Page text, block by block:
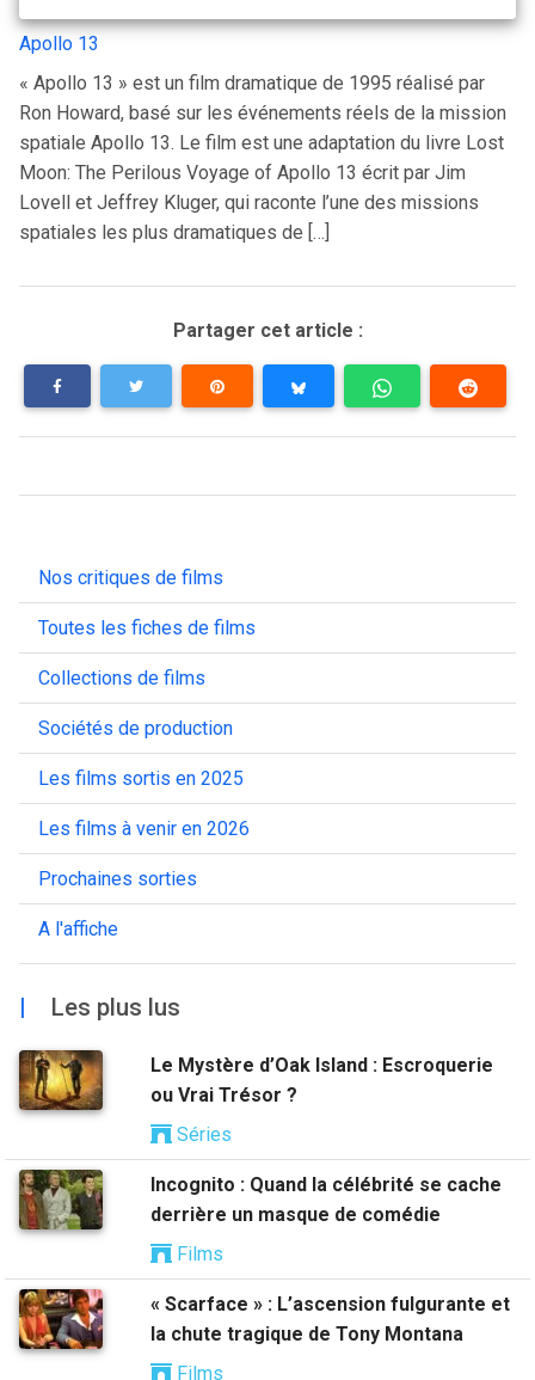
Apollo 13
« Apollo 13 » est un film dramatique de 1995 réalisé par
Ron Howard, basé sur les événements réels de la mission
spatiale Apollo 13. Le film est une adaptation du livre Lost
Moon: The Perilous Voyage of Apollo 13 écrit par Jim
Lovell et Jeffrey Kluger, qui raconte l’une des missions
spatiales les plus dramatiques de […]
Partager cet article :
Nos critiques de films
Toutes les fiches de films
Collections de films
Sociétés de production
Les films sortis en 2025
Les films à venir en 2026
Prochaines sorties
A l'affiche
Les plus lus
Le Mystère d’Oak Island : Escroquerie
ou Vrai Trésor ?
Séries
Incognito : Quand la célébrité se cache
derrière un masque de comédie
Films
« Scarface » : L’ascension fulgurante et
la chute tragique de Tony Montana
Films